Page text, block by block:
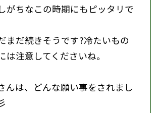
がちなこの時期にもピッタリで
まだ続きそうです?冷たいもの
は注意してくださいね。
んは、どんな願い事をされまし